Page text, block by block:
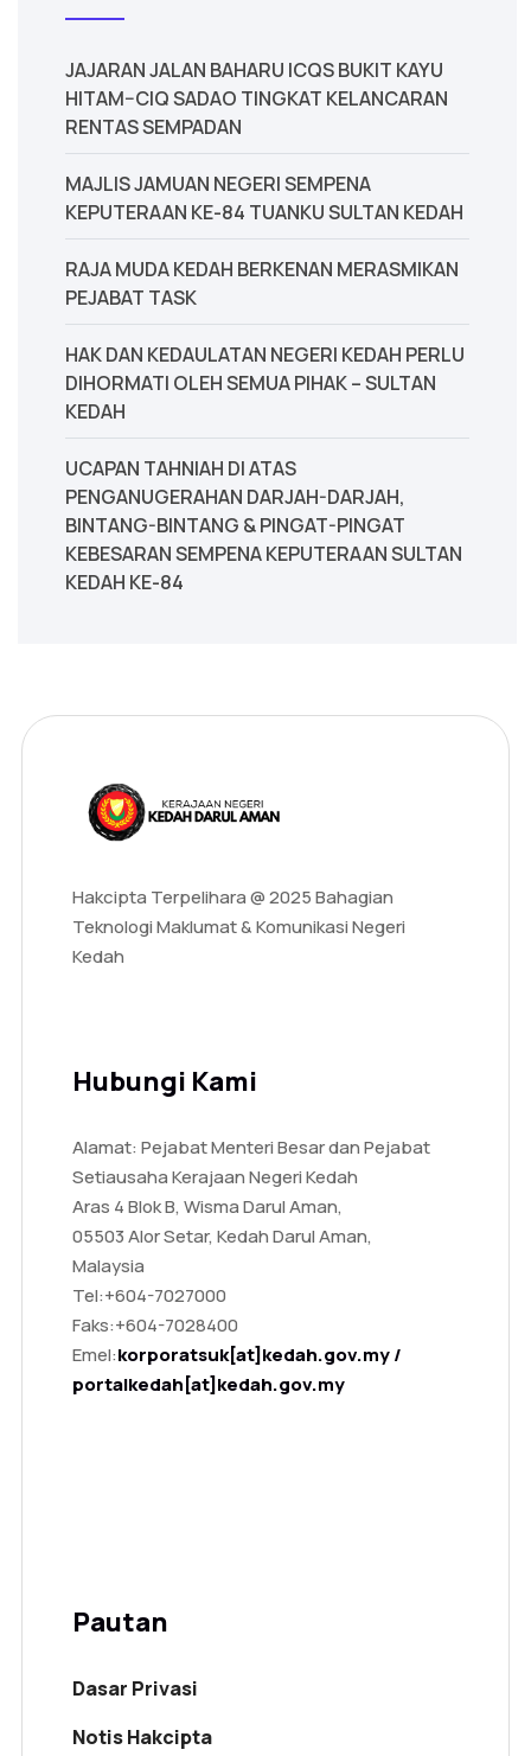
JAJARAN JALAN BAHARU ICQS BUKIT KAYU
HITAM–CIQ SADAO TINGKAT KELANCARAN
RENTAS SEMPADAN
MAJLIS JAMUAN NEGERI SEMPENA
KEPUTERAAN KE-84 TUANKU SULTAN KEDAH
‎RAJA MUDA KEDAH BERKENAN MERASMIKAN
PEJABAT TASK
‎HAK DAN KEDAULATAN NEGERI KEDAH PERLU
DIHORMATI OLEH SEMUA PIHAK – SULTAN
KEDAH
UCAPAN TAHNIAH DI ATAS
PENGANUGERAHAN DARJAH-DARJAH,
BINTANG-BINTANG & PINGAT-PINGAT
KEBESARAN SEMPENA KEPUTERAAN SULTAN
KEDAH KE-84
Hakcipta Terpelihara @ 2025 Bahagian
Teknologi Maklumat & Komunikasi Negeri
Kedah
Hubungi Kami
Alamat: Pejabat Menteri Besar dan Pejabat
Setiausaha Kerajaan Negeri Kedah
Aras 4 Blok B, Wisma Darul Aman,
05503 Alor Setar, Kedah Darul Aman,
Malaysia
Tel:+604-7027000
Faks:+604-7028400
Emel:korporatsuk[at]kedah.gov.my /
portalkedah[at]kedah.gov.my
Pautan
Dasar Privasi
Notis Hakcipta